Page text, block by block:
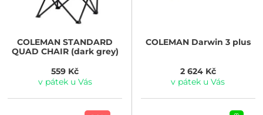
COLEMAN STANDARD
QUAD CHAIR (dark grey)
559 Kč
v pátek u Vás
COLEMANDarwin 3 plus
2 624 Kč
v pátek u Vás